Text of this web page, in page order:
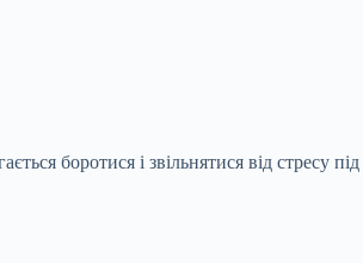
боротися і звільнятися від стресу під